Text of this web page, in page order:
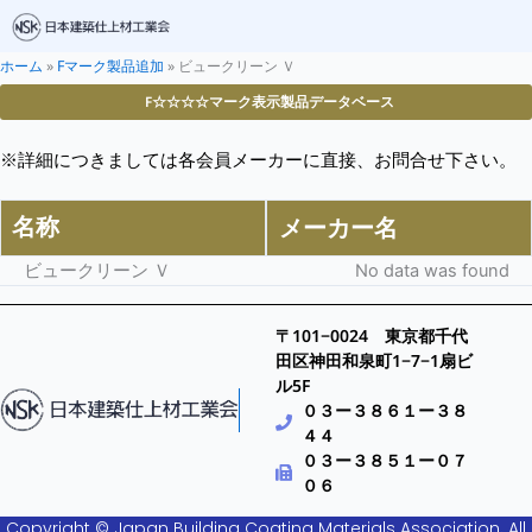
ホーム » Fマーク製品追加 » ビュークリーン Ｖ
F☆☆☆☆マーク表示製品データベース
※詳細につきましては各会員メーカーに直接、お問合せ下さい。
名称 メーカー名
ビュークリーン Ｖ No data was found
〒101−0024 東京都千代
田区神田和泉町1−7−1扇ビ
ル5F
０３ー３８６１ー３８
４４
０３ー３８５１ー０７
０６